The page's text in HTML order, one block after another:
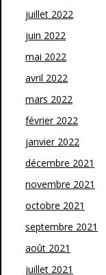
juillet 2022
juin 2022
mai 2022
avril 2022
mars 2022
février 2022
janvier 2022
décembre 2021
novembre 2021
octobre 2021
septembre 2021
août 2021
juillet 2021